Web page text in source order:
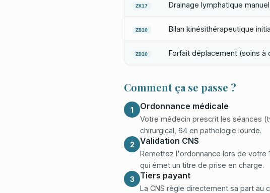
ZK17 Drainage lymphatique
ZB10 Bilan kinésithérapeutique
ZD10 Forfait déplacement (soins à
Comment ça se passe ?
1 Ordonnance médicale
Votre médecin prescrit les séances
chirurgical, 64 en pathologie lourde.
2
Validation CNS
Remettez l'ordonnance lors de votre
qui émet un titre de prise en charge.
3
Tiers payant
La CNS règle directement sa part au